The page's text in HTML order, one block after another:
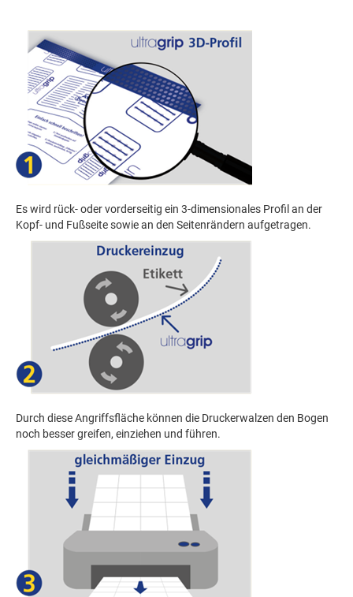
Es wird rück- oder vorderseitig ein 3-dimensionales Profil an der
Kopf- und Fußseite sowie an den Seitenrändern aufgetragen.
Durch diese Angriffsfläche können die Druckerwalzen den Bogen
noch besser greifen, einziehen und führen.